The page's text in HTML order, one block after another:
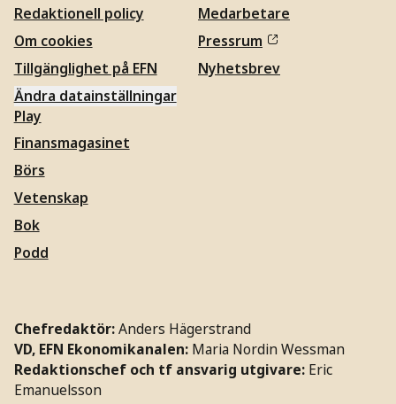
Redaktionell policy
Om cookies
Tillgänglighet på EFN
Ändra datainställningar
Medarbetare
Pressrum
Nyhetsbrev
Play
Finansmagasinet
Börs
Vetenskap
Bok
Podd
Chefredaktör:Anders Hägerstrand
VD, EFN Ekonomikanalen: Maria Nordin Wessman
Redaktionschef och tf ansvarig utgivare: Eric
Emanuelsson